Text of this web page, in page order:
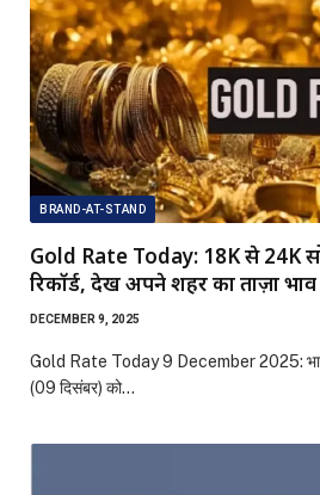
BRAND-AT-STAND
Gold Rate Today: 18K से 24K
रिकॉर्ड, देखें अपने शहर का ताज़ा भाव
DECEMBER 9, 2025
Gold Rate Today 9 December 2025:
(09 दिसंबर) को…